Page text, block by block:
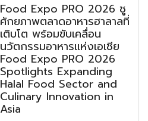
Food Expo PRO 2026 ชู
ศักยภาพตลาดอาหารฮาลาลที่
เติบโต พร้อมขับเคลื่อน
นวัตกรรมอาหารแห่งเอเชีย
Food Expo PRO 2026
Spotlights Expanding
Halal Food Sector and
Culinary Innovation in
Asia